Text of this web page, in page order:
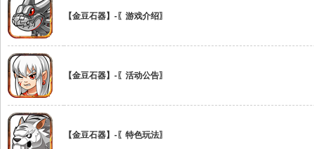
uz!
【金豆石器】-〖游戏介绍〗
【金豆石器】-〖活动公告〗
【金豆石器】-〖特色玩法〗